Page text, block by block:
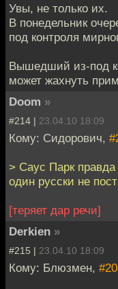
Увы, не только их.
В понедельник
под контроля
Вышедший из-под
может жахнуть
Doom »
#214 | 23.04.10 18:09
Кому: Сидорович,
> Саус Парк
один русски не
[теряет дар речи]
Derkien »
#215 | 23.04.10 18:09
Кому: Блюзмен,